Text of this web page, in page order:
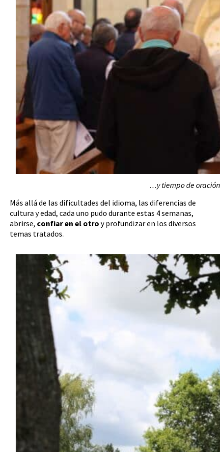
…y tiempo de
Más allá de las dificultades del idioma, las diferencias de
cultura y edad, cada uno pudo durante estas 4 semanas,
abrirse, confiar en el otro y profundizar en los diversos
temas tratados.